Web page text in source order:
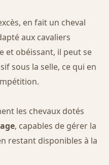
en fait un cheval
aux cavaliers
et obéissant, il peut se
sous la selle, ce qui en
les chevaux dotés
, capables de gérer la
restant disponibles à la